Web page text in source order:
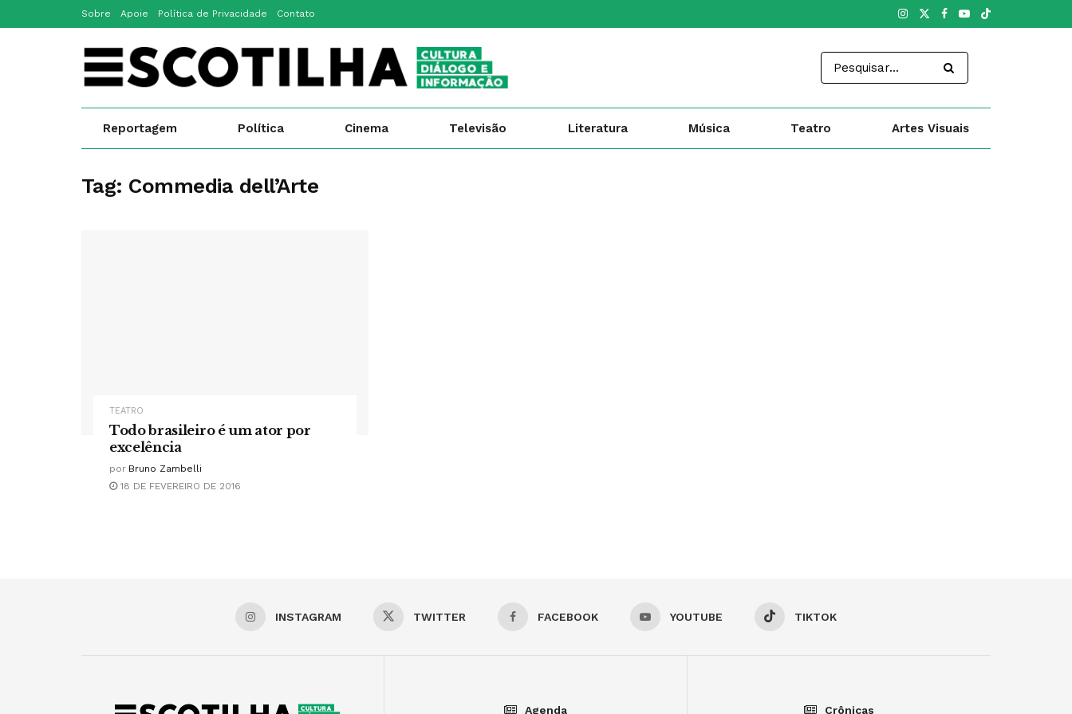
Sobre Apoie Política de Privacidade Contato
Reportagem Política Cinema Televisão Literatura Música Teatro Artes Visuais
Tag: Commedia dell’Arte
TEATRO
Todo brasileiro é um ator por
excelência
por Bruno Zambelli
18 DE FEVEREIRO DE 2016
INSTAGRAM TWITTER FACEBOOK YOUTUBE TIKTOK
Agenda Crônicas